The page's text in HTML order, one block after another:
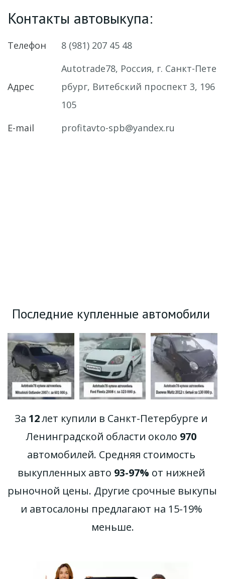
Контакты автовыкупа:
Телефон 8 (981) 207 45 48
Адрес
Autotrade78, Россия, г. Санкт-Пете
рбург, Витебский проспект 3, 196
105
E-mail
profitavto-spb@yandex.ru
Последние купленные автомобили
За 12 лет купили в Санкт-Петербурге и
Ленинградской области около 970
автомобилей. Средняя стоимость
выкупленных авто 93-97% от нижней
рыночной цены. Другие срочные выкупы
и автосалоны предлагают на 15-19%
меньше.